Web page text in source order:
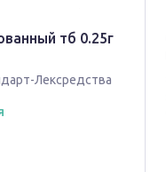
тб 0.25г
Лексредства